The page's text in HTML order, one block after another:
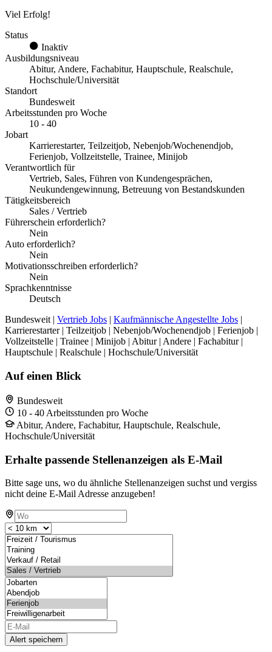
Viel Erfolg!
Status
Inaktiv
Ausbildungsniveau
Abitur, Andere, Fachabitur, Hauptschule, Realschule,
Hochschule/Universität
Standort
Bundesweit
Arbeitsstunden pro Woche
10 - 40
Jobart
Karrierestarter, Teilzeitjob, Nebenjob/Wochenendjob,
Ferienjob, Vollzeitstelle, Trainee, Minijob
Verantwortlich für
Vertrieb, Sales, Führen von Kundengesprächen,
Neukundengewinnung, Betreuung von Bestandskunden
Tätigkeitsbereich
Sales / Vertrieb
Führerschein erforderlich?
Nein
Auto erforderlich?
Nein
Motivationsschreiben erforderlich?
Nein
Sprachkenntnisse
Deutsch
Bundesweit | Vertrieb Jobs | Kaufmännische Angestellte Jobs |
Karrierestarter | Teilzeitjob | Nebenjob/Wochenendjob | Ferienjob |
Vollzeitstelle | Trainee | Minijob | Abitur | Andere | Fachabitur |
Hauptschule | Realschule | Hochschule/Universität
Auf einen Blick
Bundesweit
10 - 40 Arbeitsstunden pro Woche
Abitur, Andere, Fachabitur, Hauptschule, Realschule,
Hochschule/Universität
Erhalte passende Stellenanzeigen als E-Mail
Bitte sage uns, wo du ähnliche Stellenanzeigen suchst und vergiss
nicht deine E-Mail Adresse anzugeben!
Alert speichern